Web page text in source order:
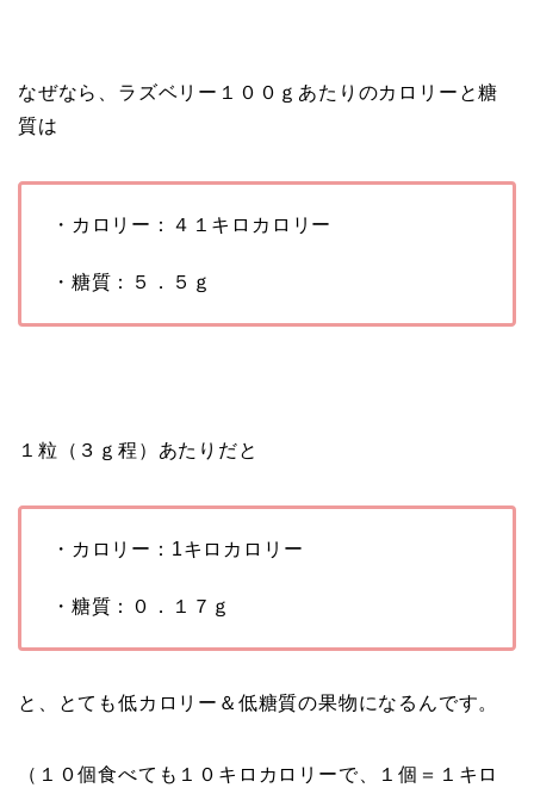
なぜなら、ラズベリー１００ｇあたりのカロリーと糖
質は
・カロリー：４１キロカロリー
・糖質：５．５ｇ
１粒（３ｇ程）あたりだと
・カロリー：1キロカロリー
・糖質：０．１７ｇ
と、とても低カロリー＆低糖質の果物になるんです。
（１０個食べても１０キロカロリーで、１個＝１キロ